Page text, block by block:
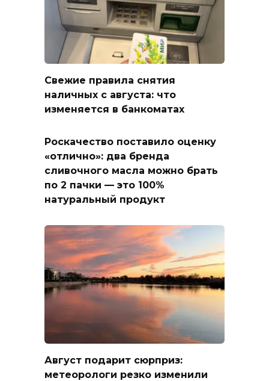
Свежие правила снятия
наличных с августа: что
изменяется в банкоматах
Роскачество поставило оценку
«отлично»: два бренда
сливочного масла можно брать
по 2 пачки — это 100%
натуральный продукт
Август подарит сюрприз:
метеорологи резко изменили